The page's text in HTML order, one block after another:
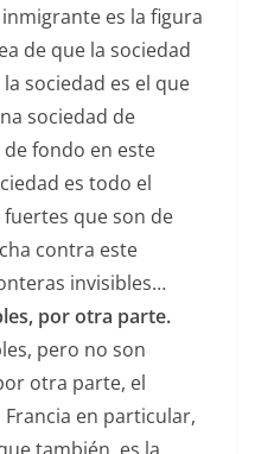
es la figura
de que la sociedad
sociedad es el que
sociedad de
fondo en este
es todo el
que son de
contra este
invisibles…
por otra parte.
pero no son
otra parte, el
en particular,